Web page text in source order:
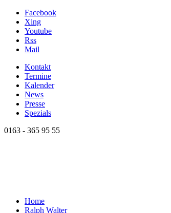
Facebook
Xing
Youtube
Rss
Mail
Kontakt
Termine
Kalender
News
Presse
Spezials
0163 - 365 95 55
Home
Ralph Walter